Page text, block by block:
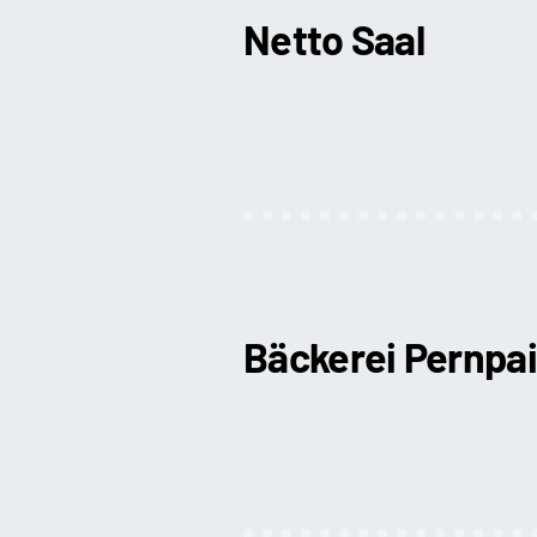
Netto Saal
Bäckerei